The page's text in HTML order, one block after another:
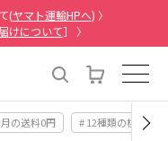
(ヤマト運輸HPへ) 〉
けについて］ 〉
の送料0円 # 12種類の桃